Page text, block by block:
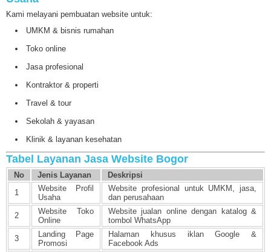
Kami melayani pembuatan website untuk:
UMKM & bisnis rumahan
Toko online
Jasa profesional
Kontraktor & properti
Travel & tour
Sekolah & yayasan
Klinik & layanan kesehatan
Tabel Layanan Jasa Website Bogor
No Jenis Layanan
Deskripsi
1
Website Profil
Usaha
Website profesional untuk UMKM, jasa,
dan perusahaan
2
Website Toko
Online
Website jualan online dengan katalog &
tombol WhatsApp
3
Landing Page
Promosi
Halaman khusus iklan Google &
Facebook Ads